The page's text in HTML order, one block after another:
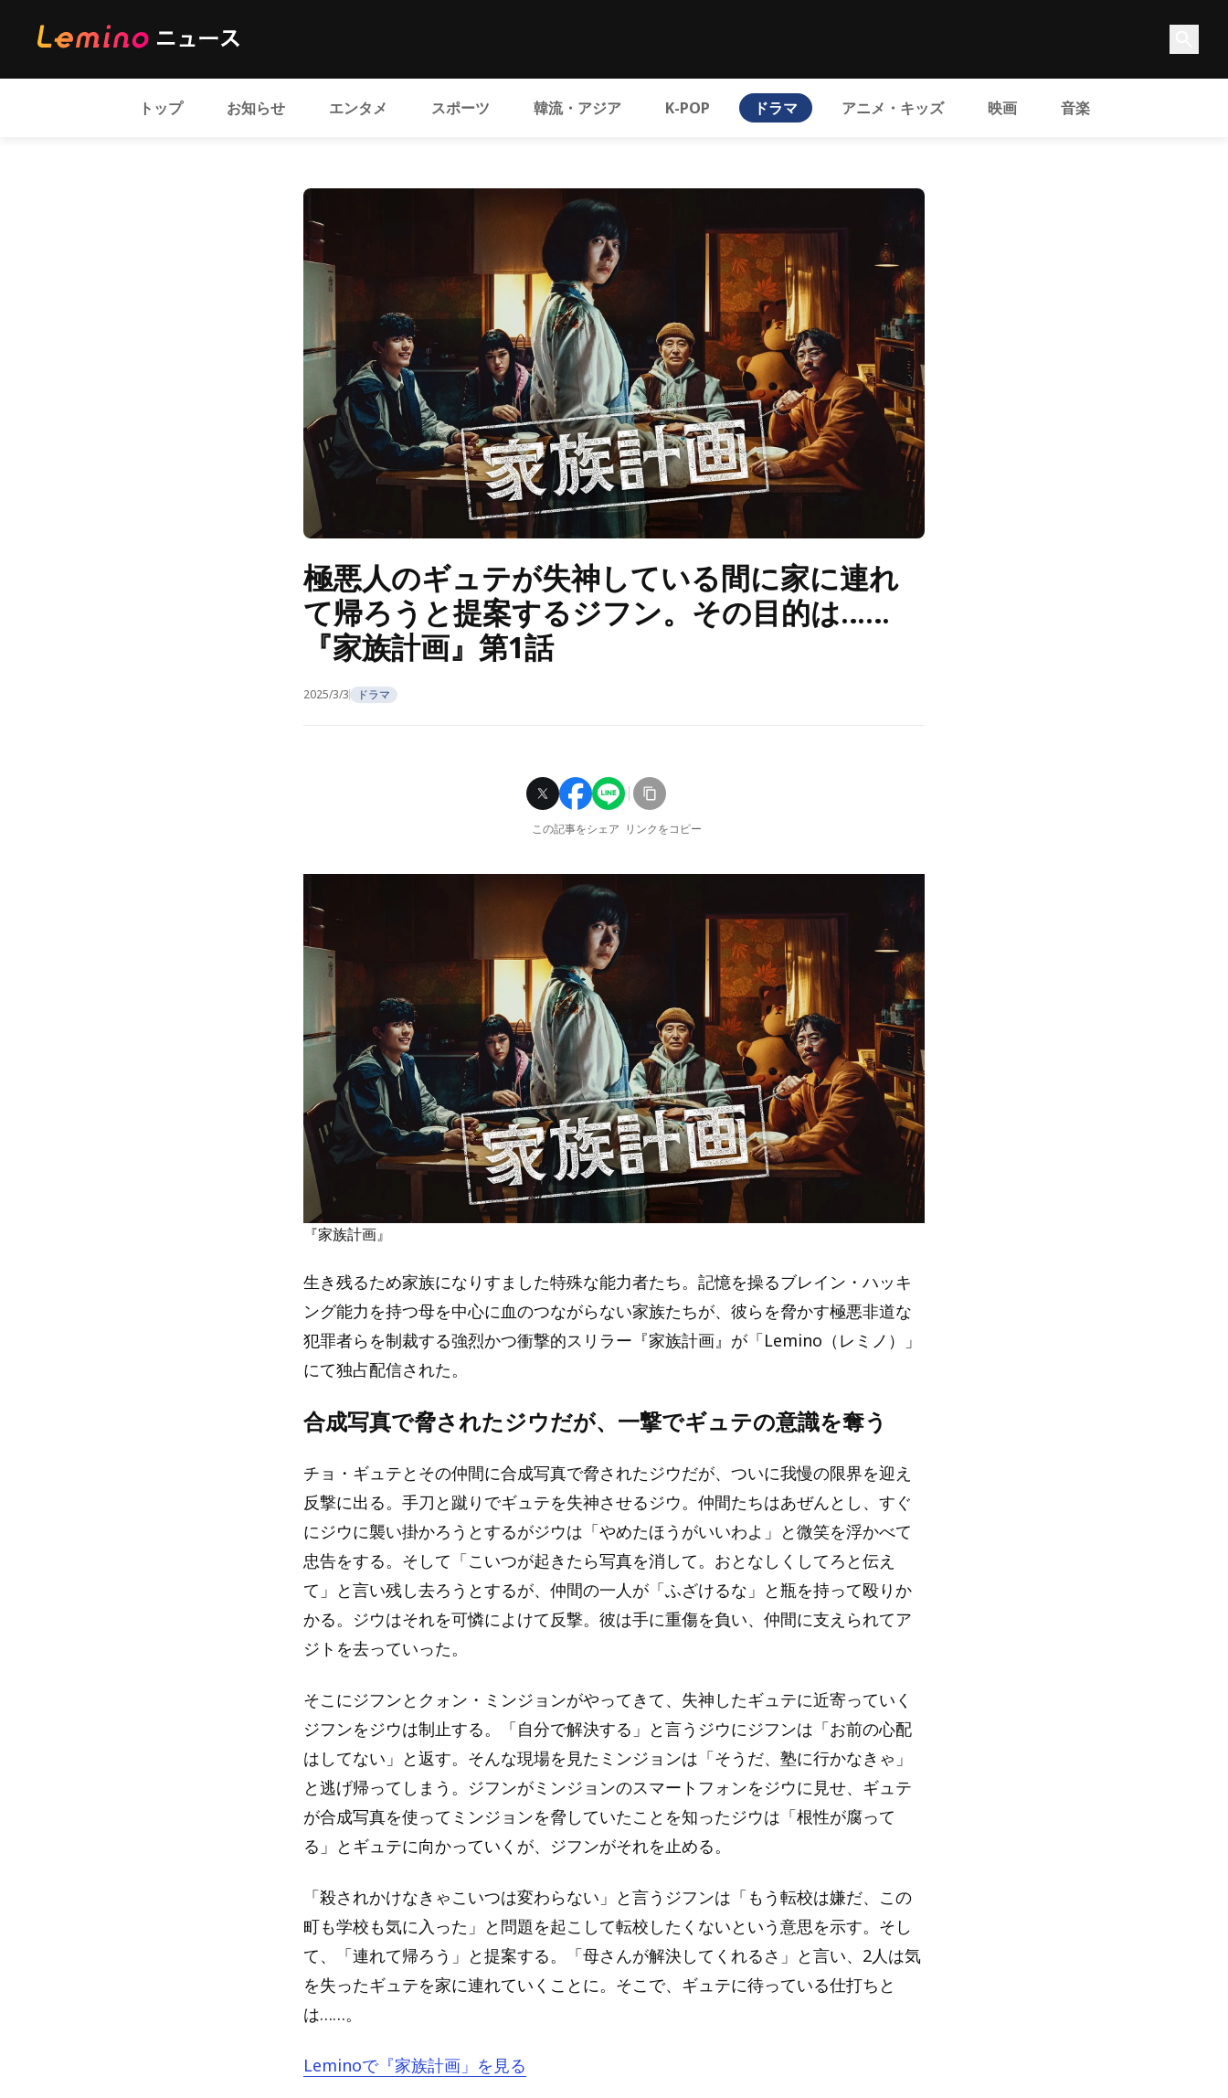
トップ お知らせ エンタメ スポーツ 韓流・アジア K-POP ドラマ アニメ・キッズ 映画 音楽
極悪人のギュテが失神している間に家に連れ
て帰ろうと提案するジフン。その目的は……
『家族計画』第1話
2025/3/3 ドラマ
この記事をシェア リンクをコピー
『家族計画』
生き残るため家族になりすました特殊な能力者たち。記憶を操るブレイン・ハッキ
ング能力を持つ母を中心に血のつながらない家族たちが、彼らを脅かす極悪非道な
犯罪者らを制裁する強烈かつ衝撃的スリラー『家族計画』が「Lemino（レミノ）」
にて独占配信された。
合成写真で脅されたジウだが、一撃でギュテの意識を奪う
チョ・ギュテとその仲間に合成写真で脅されたジウだが、ついに我慢の限界を迎え
反撃に出る。手刀と蹴りでギュテを失神させるジウ。仲間たちはあぜんとし、すぐ
にジウに襲い掛かろうとするがジウは「やめたほうがいいわよ」と微笑を浮かべて
忠告をする。そして「こいつが起きたら写真を消して。おとなしくしてろと伝え
て」と言い残し去ろうとするが、仲間の一人が「ふざけるな」と瓶を持って殴りか
かる。ジウはそれを可憐によけて反撃。彼は手に重傷を負い、仲間に支えられてア
ジトを去っていった。
そこにジフンとクォン・ミンジョンがやってきて、失神したギュテに近寄っていく
ジフンをジウは制止する。「自分で解決する」と言うジウにジフンは「お前の心配
はしてない」と返す。そんな現場を見たミンジョンは「そうだ、塾に行かなきゃ」
と逃げ帰ってしまう。ジフンがミンジョンのスマートフォンをジウに見せ、ギュテ
が合成写真を使ってミンジョンを脅していたことを知ったジウは「根性が腐って
る」とギュテに向かっていくが、ジフンがそれを止める。
「殺されかけなきゃこいつは変わらない」と言うジフンは「もう転校は嫌だ、この
町も学校も気に入った」と問題を起こして転校したくないという意思を示す。そし
て、「連れて帰ろう」と提案する。「母さんが解決してくれるさ」と言い、2人は気
を失ったギュテを家に連れていくことに。そこで、ギュテに待っている仕打ちと
は……。
Leminoで『家族計画」を見る